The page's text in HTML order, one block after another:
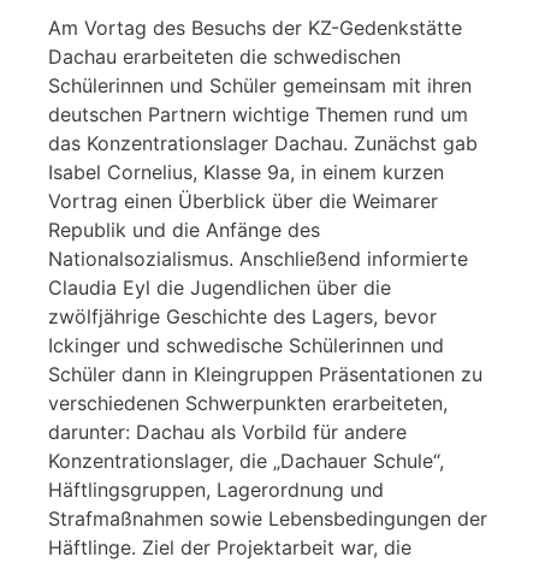
Am Vortag des Besuchs der KZ-Gedenkstätte
Dachau erarbeiteten die schwedischen
Schülerinnen und Schüler gemeinsam mit ihren
deutschen Partnern wichtige Themen rund um
das Konzentrationslager Dachau. Zunächst gab
Isabel Cornelius, Klasse 9a, in einem kurzen
Vortrag einen Überblick über die Weimarer
Republik und die Anfänge des
Nationalsozialismus. Anschließend informierte
Claudia Eyl die Jugendlichen über die
zwölfjährige Geschichte des Lagers, bevor
Ickinger und schwedische Schülerinnen und
Schüler dann in Kleingruppen Präsentationen zu
verschiedenen Schwerpunkten erarbeiteten,
darunter: Dachau als Vorbild für andere
Konzentrationslager, die „Dachauer Schule“,
Häftlingsgruppen, Lagerordnung und
Strafmaßnahmen sowie Lebensbedingungen der
Häftlinge. Ziel der Projektarbeit war, die